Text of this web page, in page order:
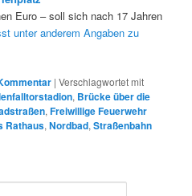
Euro – soll sich nach 17 Jahren
unter anderem Angaben zu
|Verschlagwortet mit
, Brücke über die
,Freiwillige Feuerwehr
Rathaus,Nordbad,Straßenbahn